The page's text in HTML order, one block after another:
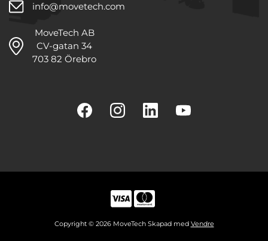
info@movetech.com
MoveTech AB
CV-gatan 34
703 82 Örebro
Copyright © 2026 MoveTech Skapad med Vendre